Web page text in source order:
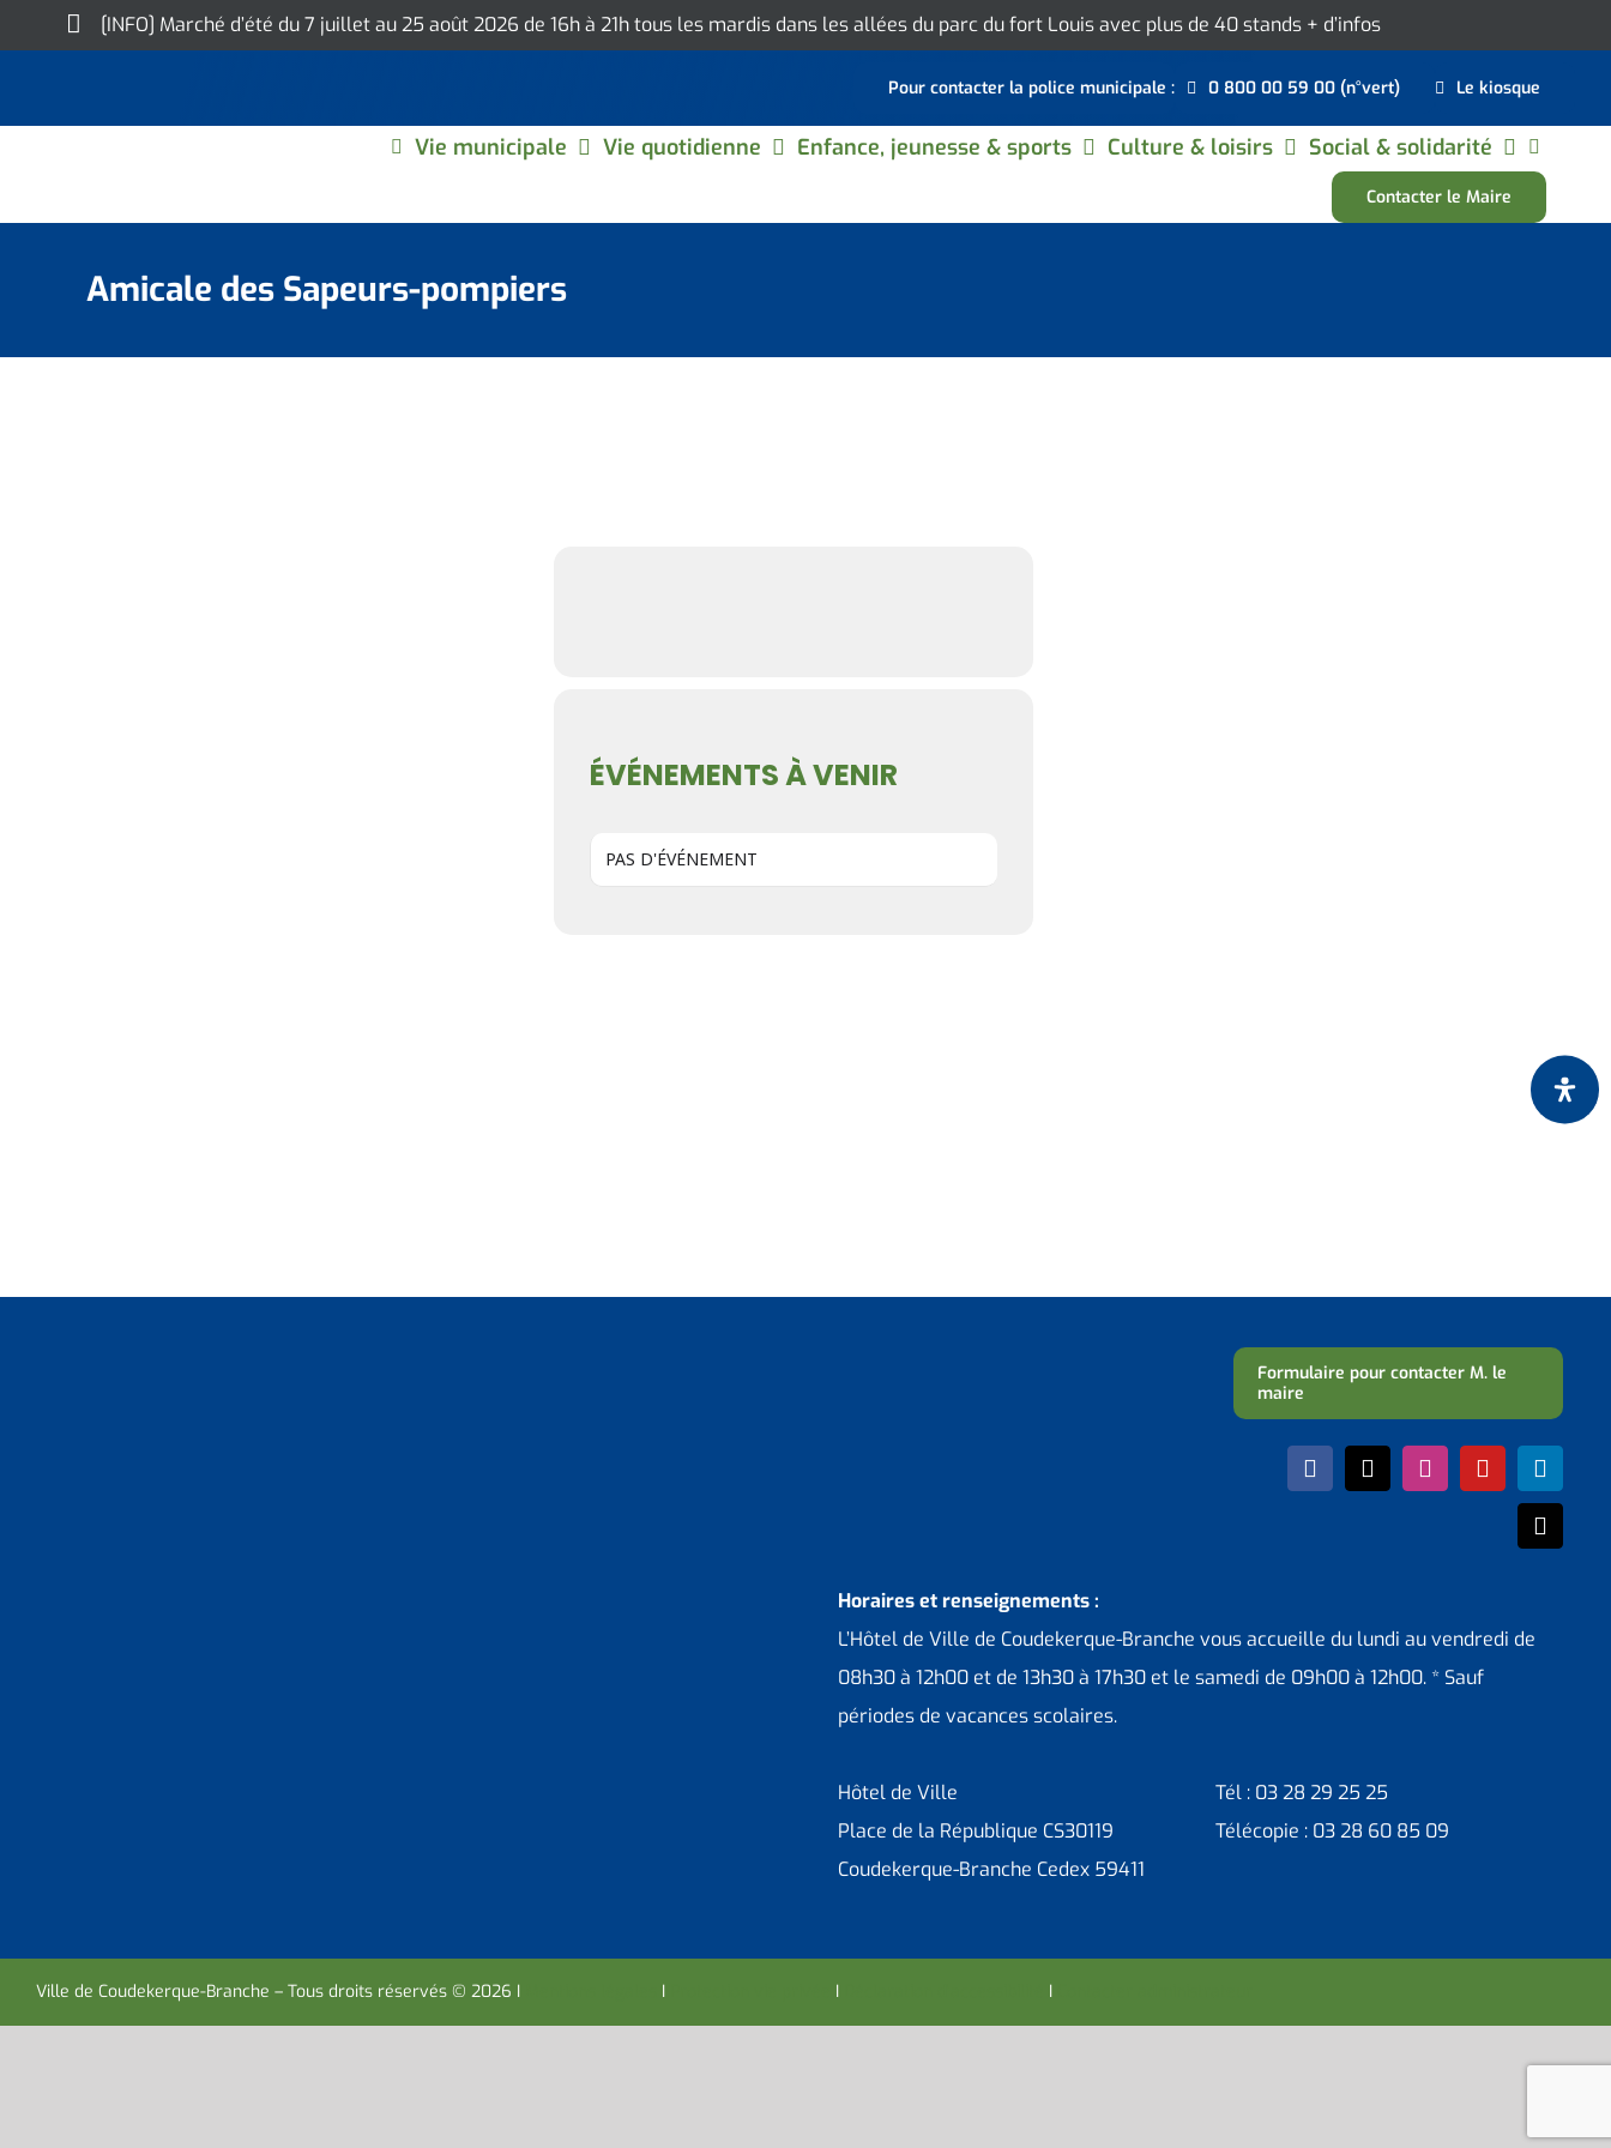
to
[INFO] Marché d’été du 7 juillet au 25 août 2026 de 16h à 21h tous les mardis dans les allées du parc du fort Louis avec plus de 40 stands + d’infos
Pour contacter la police municipale : 0 800 00 59 00 (n°vert) Le kiosque
Vie municipale Vie quotidienne Enfance, jeunesse & sports Culture & loisirs Social & solidarité
Contacter le Maire
Amicale des Sapeurs-pompiers
ÉVÉNEMENTS À VENIR
PAS D'ÉVÉNEMENT
Formulaire pour contacter M. le
maire
Horaires et renseignements :
L’Hôtel de Ville de Coudekerque-Branche vous accueille du lundi au vendredi de
08h30 à 12h00 et de 13h30 à 17h30 et le samedi de 09h00 à 12h00. * Sauf
périodes de vacances scolaires.
Hôtel de Ville
Place de la République CS30119
Coudekerque-Branche Cedex 59411
Tél : 03 28 29 25 25
Télécopie : 03 28 60 85 09
Ville de Coudekerque-Branche – Tous droits réservés © 2026 I I I I